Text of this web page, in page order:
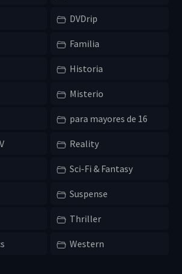
DVDrip
Familia
Historia
Misterio
para mayores de 16
Reality
Sci-Fi & Fantasy
Suspense
Thriller
Western